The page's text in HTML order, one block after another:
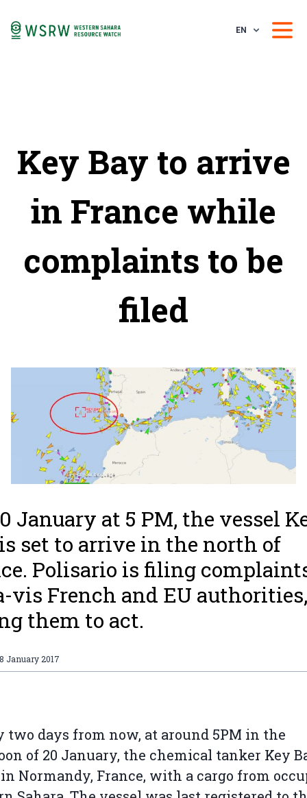
EN
Key Bay to arrive
in France while
complaints to be
filed
January at 5 PM, the vessel
set to arrive in the north of
Polisario is filing
vis French and EU authorities,
them to act.
January 2017
two days from now, at around 5PM in the
of 20 January, the chemical tanker Key
Normandy, France, with a cargo from